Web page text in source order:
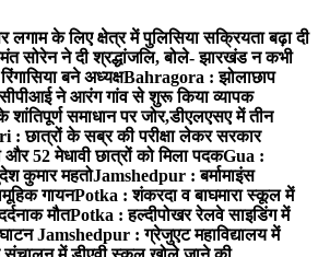
लगाम के लिए क्षेत्र में पुलिसिया सक्रियता बढ़ा दी
सोरेन ने दी श्रद्धांजलि, बोले- झारखंड न कभी
बने अध्यक्षBahragora : झोलाछाप
ने आरंग गांव से शुरू किया व्यापक
समाधान पर जोर,डीएलएसए में तीन
: छात्रों के सब्र की परीक्षा लेकर सरकार
और 52 मेधावी छात्रों को मिला पदकGua :
कुमार महतोJamshedpur : बर्मामाइंस
गायनPotka : शंकरदा व बाघमारा स्कूल में
मौतPotka : हल्दीपोखर रेलवे साइडिंग में
Jamshedpur : ग्रेजुएट महाविद्यालय में